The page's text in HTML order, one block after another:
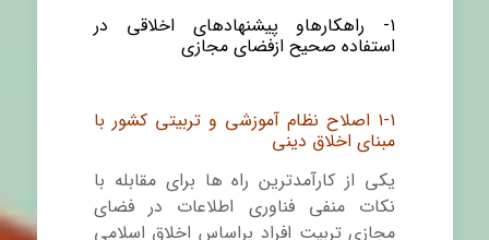
۱- راهکارهاو پیشنهادهای اخلاقی در
استفاده صحیح ازفضای مجازی
۱-۱ اصلاح نظام آموزشی و تربیتی کشور با
مبنای اخلاق دینی
یکی از کارآمدترین راه ها برای مقابله با
نکات منفی فناوری اطلاعات در فضای
مجازی تربیت افراد براساس اخلاق اسلامی